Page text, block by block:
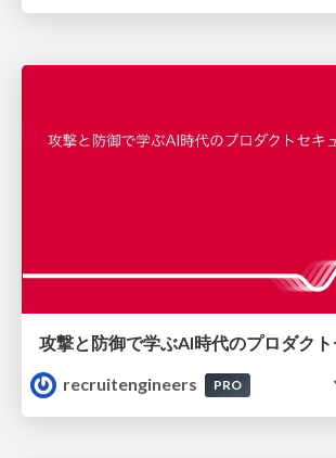
recruitengineers
PRO